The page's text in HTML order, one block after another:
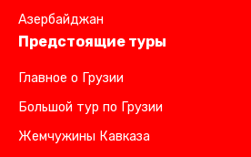
Азербайджан
Предстоящие туры
Главное о Грузии
Большой тур по Грузии
Жемчужины Кавказа